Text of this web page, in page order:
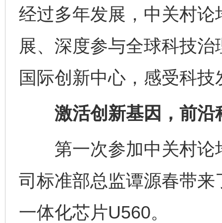
经过多年发展，中关村
展、深度参与全球科技
国际创新中心，感受科
激活创新基因，前沿
第一次参加中关村论
司标准部总监谭源春带
一体化芯片U560。